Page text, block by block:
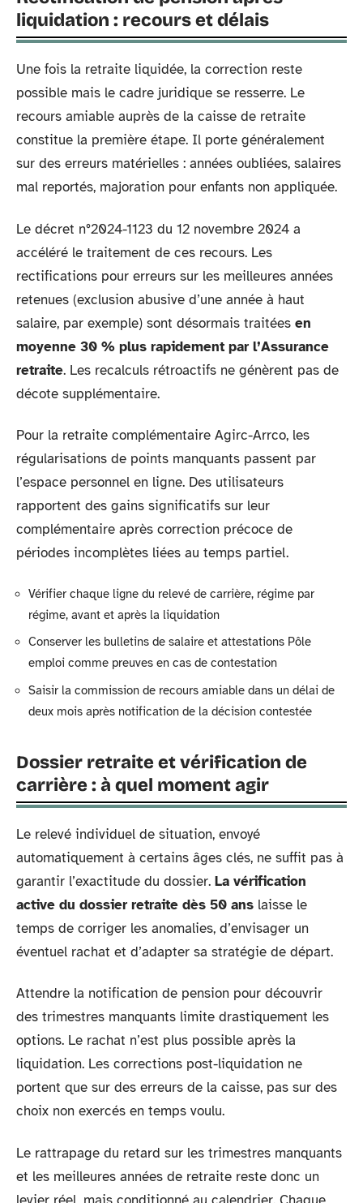
liquidation : recours et délais
Une fois la retraite liquidée, la correction reste
possible mais le cadre juridique se resserre. Le
recours amiable auprès de la caisse de retraite
constitue la première étape. Il porte généralement
sur des erreurs matérielles : années oubliées, salaires
mal reportés, majoration pour enfants non appliquée.
Le décret n°2024-1123 du 12 novembre 2024 a
accéléré le traitement de ces recours. Les
rectifications pour erreurs sur les meilleures années
retenues (exclusion abusive d’une année à haut
salaire, par exemple) sont désormais traitées en
moyenne 30 % plus rapidement par l’Assurance
retraite. Les recalculs rétroactifs ne génèrent pas de
décote supplémentaire.
Pour la retraite complémentaire Agirc-Arrco, les
régularisations de points manquants passent par
l’espace personnel en ligne. Des utilisateurs
rapportent des gains significatifs sur leur
complémentaire après correction précoce de
périodes incomplètes liées au temps partiel.
Vérifier chaque ligne du relevé de carrière, régime par
régime, avant et après la liquidation
Conserver les bulletins de salaire et attestations Pôle
emploi comme preuves en cas de contestation
Saisir la commission de recours amiable dans un délai de
deux mois après notification de la décision contestée
Dossier retraite et vérification de
carrière : à quel moment agir
Le relevé individuel de situation, envoyé
automatiquement à certains âges clés, ne suffit pas à
garantir l’exactitude du dossier. La vérification
active du dossier retraite dès 50 ans laisse le
temps de corriger les anomalies, d’envisager un
éventuel rachat et d’adapter sa stratégie de départ.
Attendre la notification de pension pour découvrir
des trimestres manquants limite drastiquement les
options. Le rachat n’est plus possible après la
liquidation. Les corrections post-liquidation ne
portent que sur des erreurs de la caisse, pas sur des
choix non exercés en temps voulu.
Le rattrapage du retard sur les trimestres manquants
et les meilleures années de retraite reste donc un